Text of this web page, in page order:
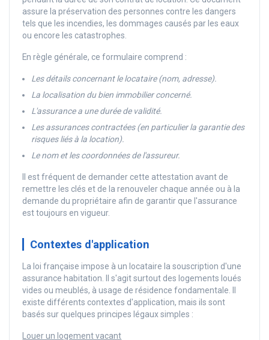
assure la préservation des personnes contre les dangers
tels que les incendies, les dommages causés par les eaux
ou encore les catastrophes.
En règle générale, ce formulaire comprend :
Les détails concernant le locataire (nom, adresse).
La localisation du bien immobilier concerné.
L'assurance a une durée de validité.
Les assurances contractées (en particulier la garantie des
risques liés à la location).
Le nom et les coordonnées de l'assureur.
Il est fréquent de demander cette attestation avant de
remettre les clés et de la renouveler chaque année ou à la
demande du propriétaire afin de garantir que l'assurance
est toujours en vigueur.
Contextes d'application
La loi française impose à un locataire la souscription d'une
assurance habitation. Il s'agit surtout des logements loués
vides ou meublés, à usage de résidence fondamentale. Il
existe différents contextes d'application, mais ils sont
basés sur quelques principes légaux simples :
Louer un logement vacant